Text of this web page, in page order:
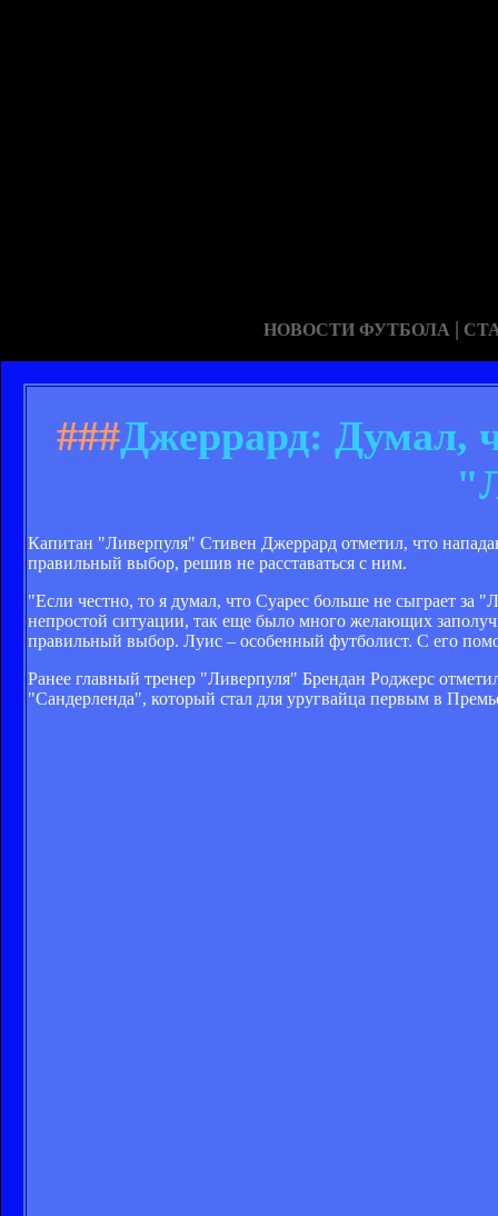
НОВОСТИ ФУТБОЛА |
###Джеррард: Думал,
Капитан "Ливерпуля" Стивен Джеррард отметил, что
правильный выбор, решив не расставаться с ним.
"Если честно, то я думал, что Суарес больше не сыграет за
непростой ситуации, так еще было много желающих
правильный выбор. Луис – особенный футболист. С его
Ранее главный тренер "Ливерпуля" Брендан Роджерс
"Сандерленда", который стал для уругвайца первым в